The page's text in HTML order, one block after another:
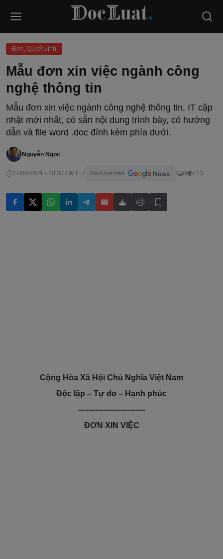
Đơn, Quyết định
Mẫu đơn xin việc ngành công
nghệ thông tin
Mẫu đơn xin việc ngành công nghệ thông tin, IT cập
nhật mới nhất, có sẵn nội dung trình bày, có hướng
dẫn và file word .doc đính kèm phía dưới.
Nguyễn Ngọc
17/08/2021 - 20:33 GMT+7 0 113
Cộng Hòa Xã Hội Chủ Nghĩa Việt Nam
Độc lập – Tự do – Hạnh phúc
---------------------------
ĐƠN XIN VIỆC